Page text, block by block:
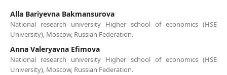
Alla Bariyevna Bakmansurova
National research university Higher school of economics (HSE
University), Moscow, Russian Federation.
Anna Valeryavna Efimova
National research university Higher school of economics (HSE
University), Moscow, Russian Federation.